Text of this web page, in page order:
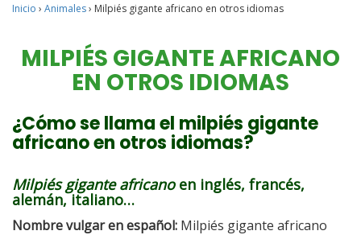
Inicio › Animales› Milpiés gigante africano en otros idiomas
MILPIÉS GIGANTE AFRICANO
EN OTROS IDIOMAS
¿Cómo se llama el milpiés gigante
africano en otros idiomas?
Milpiés gigante africanoen inglés, francés,
alemán, italiano…
Nombre vulgar en español: Milpiés gigante africano